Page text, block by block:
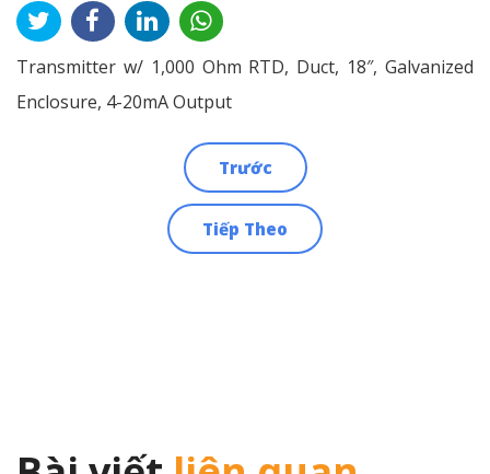
Transmitter w/ 1,000 Ohm RTD, Duct, 18″, Galvanized
Enclosure, 4-20mA Output
Trước
Tiếp Theo